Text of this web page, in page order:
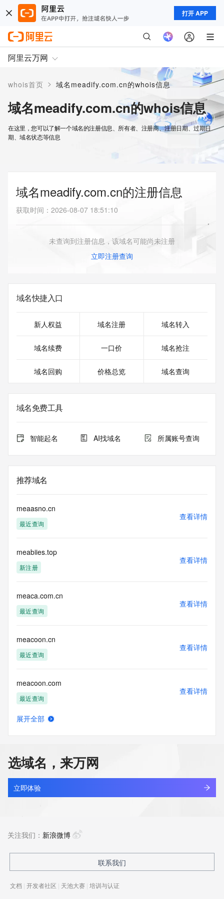
打开 APP
阿里云万网
whois首页 > 域名meadify.com.cn的whois信息
域名meadify.com.cn的whois信息
在这里，您可以了解一个域名的注册信息、所有者、注册商、注册日期、过期日
期、域名状态等信息
域名meadify.com.cn的注册信息
获取时间 ： 2026-08-07 18:51:10
未查询到注册信息，该域名可能尚未注册
立即注册查询
域名快捷入口
新人权益 域名注册 域名转入
域名续费 一口价 域名抢注
域名回购 价格总览 域名查询
域名免费工具
智能起名 AI找域名 所属账号查询
推荐域名
meaasno.cn
最近查询
查看详情
meabiies.top
新注册
查看详情
meaca.com.cn
最近查询
查看详情
meacoon.cn
最近查询
查看详情
meacoon.com
最近查询
查看详情
meadowtomeadow.xyz
最近查询
查看详情
新注册
展开全部
选域名，来万网
立即体验
关注我们： 新浪微博
联系我们
文档 | 开发者社区 | 天池大赛 | 培训与认证